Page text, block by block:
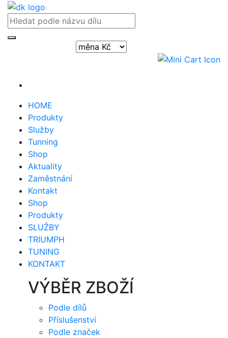
HOME
Produkty
Služby
Tunning
Shop
Aktuality
Zaměstnání
Kontakt
Shop
Produkty
SLUŽBY
TRIUMPH
TUNING
KONTAKT
VÝBĚR ZBOŽÍ
Podle dílů
Příslušenství
Podle značek